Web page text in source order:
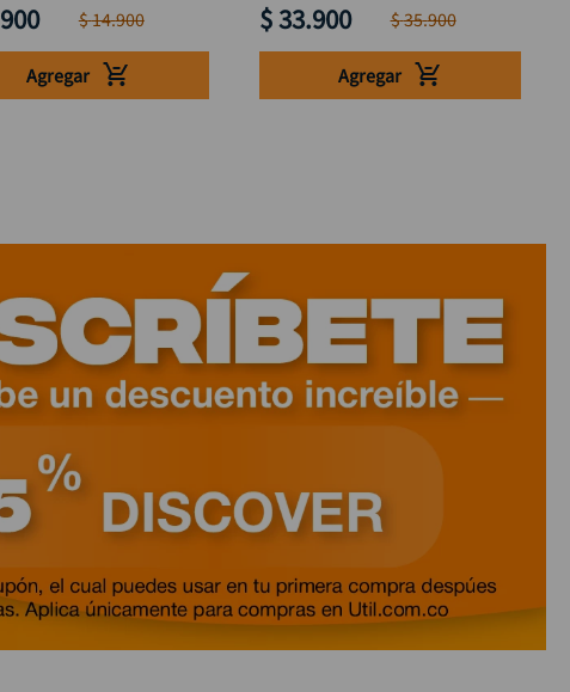
900 $14.900
Agregar
$33.900 $35.900
Agregar